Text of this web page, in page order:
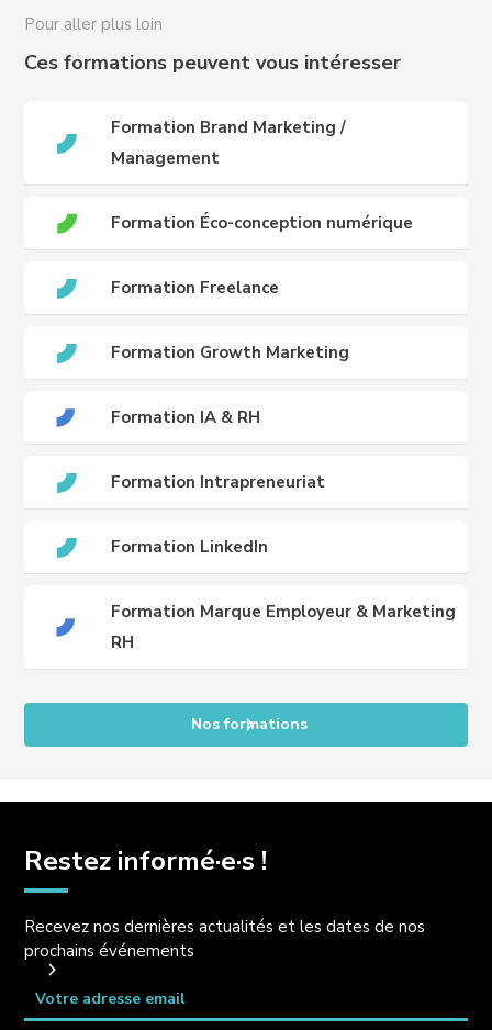
Accessibilité des publics internationaux, nous
contacter :
international@crews-education.com
Pour aller plus loin
Ces formations peuvent vous intéresser
Formation Brand Marketing /
Management
Formation Éco-conception numérique
Formation Freelance
Formation Growth Marketing
Formation IA & RH
Formation Intrapreneuriat
Formation LinkedIn
Formation Marque Employeur & Marketing
RH
Nos formations
Restez informé·e·s !
Recevez nos dernières actualités et les dates de nos
prochains événements